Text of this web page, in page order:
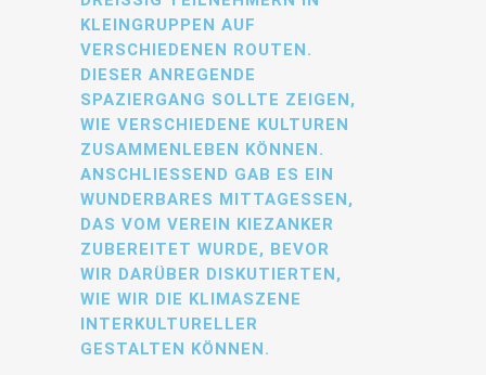
LEINGRUPPEN AUF V
ERSCHIEDENEN ROUTEN. D
IESER ANREGENDE S
PAZIERGANG SOLLTE ZEIGEN, W
IE VERSCHIEDENE KULTUREN Z
USAMMENLEBEN KÖNNEN. A
NSCHLIESSEND GAB ES EIN WU
NDERBARES MITTAGESSEN, DA
S VOM VEREIN KIEZANKER ZU
BEREITET WURDE, BEVOR WI
R DARÜBER DISKUTIERTEN, WI
E WIR DIE KLIMASZENE IN
TERKULTURELLER GE
STALTEN KÖNNEN.